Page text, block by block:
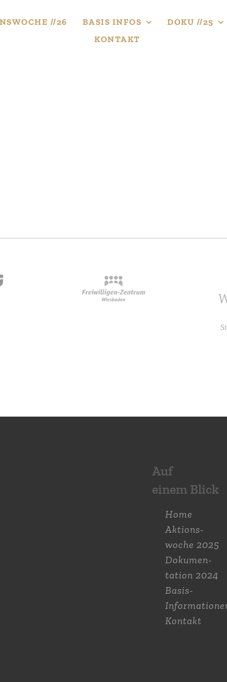
//26 BASIS INFOS
DOKU //25
KONTAKT
Auf
einem Blick
Home
Aktions­
woche 2025
Dokumen­
tation 2024
Basis-
Kontakt